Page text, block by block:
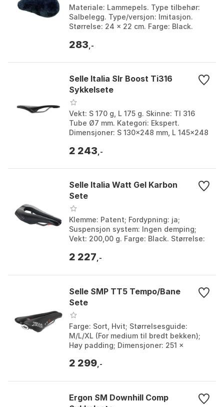
Materiale: Lammepels. Type tilbehør:
Salbelegg. Type/versjon: Imitasjon.
Størrelse: 24 x 22 cm. Farge: Black.
283 ,-
Selle Italia Slr Boost Ti316
Sykkelsete
Vekt: S 170 g, L 175 g. Skinne: TI 316
Tube Ø7 mm. Kategori: Ekspert.
Dimensjoner: S 130x248 mm, L 145x248
2 243 ,-
Selle Italia Watt Gel Karbon
Sete
Klemme: Patent; Fordypning: ja;
Suspensjon system: Ingen demping;
Vekt: 200,00 g. Farge: Black. Størrelse:
2 227 ,-
Selle SMP TT5 Tempo/Bane
Sete
Farge: Sort, Hvit; Størrelsesguide:
M/L/XL (For medium til bredt bekken);
Høy padding; Dimensjoner: 251 x
fluor. Størrelse: 1...
2 299 ,-
Ergon SM Downhill Comp